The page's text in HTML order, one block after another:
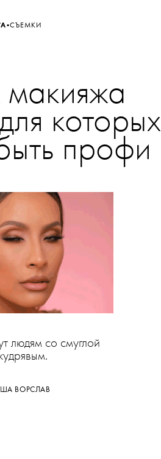
•СЪЕМКИ
макияжа
которых
профи
людям со смуглой
ВОРСЛАВ